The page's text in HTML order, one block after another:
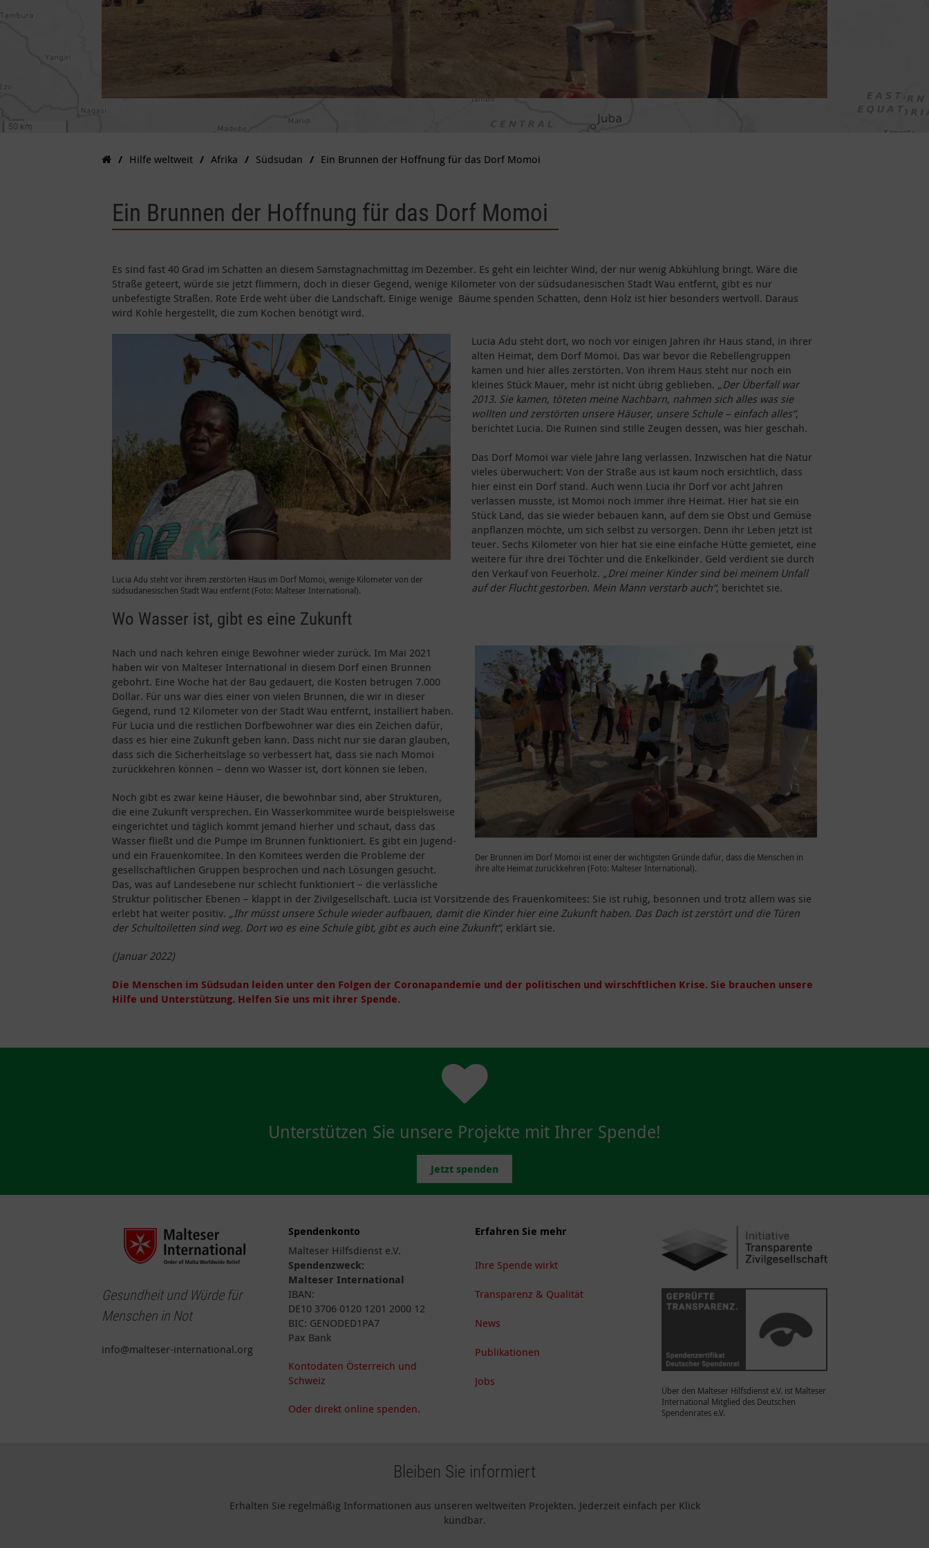
Hilfe weltweit Afrika Südsudan Ein Brunnen der Hoffnung für das Dorf Momoi
Ein Brunnen der Hoffnung für das Dorf Momoi
Es sind fast 40 Grad im Schatten an diesem Samstagnachmittag im Dezember. Es geht ein leichter Wind, der nur wenig Abkühlung bringt. Wäre die
Straße geteert, würde sie jetzt flimmern, doch in dieser Gegend, wenige Kilometer von der südsudanesischen Stadt Wau entfernt, gibt es nur
unbefestigte Straßen. Rote Erde weht über die Landschaft. Einige wenige Bäume spenden Schatten, denn Holz ist hier besonders wertvoll. Daraus
wird Kohle hergestellt, die zum Kochen benötigt wird.
Lucia Adu steht vor ihrem zerstörten Haus im Dorf Momoi, wenige Kilometer von der
südsudanesischen Stadt Wau entfernt (Foto: Malteser International).
Lucia Adu steht dort, wo noch vor einigen Jahren ihr Haus stand, in ihrer
alten Heimat, dem Dorf Momoi. Das war bevor die Rebellengruppen
kamen und hier alles zerstörten. Von ihrem Haus steht nur noch ein
kleines Stück Mauer, mehr ist nicht übrig geblieben. „Der Überfall war
2013. Sie kamen, töteten meine Nachbarn, nahmen sich alles was sie
wollten und zerstörten unsere Häuser, unsere Schule – einfach alles“,
berichtet Lucia. Die Ruinen sind stille Zeugen dessen, was hier geschah.
Das Dorf Momoi war viele Jahre lang verlassen. Inzwischen hat die Natur
vieles überwuchert: Von der Straße aus ist kaum noch ersichtlich, dass
hier einst ein Dorf stand. Auch wenn Lucia ihr Dorf vor acht Jahren
verlassen musste, ist Momoi noch immer ihre Heimat. Hier hat sie ein
Stück Land, das sie wieder bebauen kann, auf dem sie Obst und Gemüse
anpflanzen möchte, um sich selbst zu versorgen. Denn ihr Leben jetzt ist
teuer. Sechs Kilometer von hier hat sie eine einfache Hütte gemietet, eine
weitere für ihre drei Töchter und die Enkelkinder. Geld verdient sie durch
den Verkauf von Feuerholz. „Drei meiner Kinder sind bei meinem Unfall
auf der Flucht gestorben. Mein Mann verstarb auch“, berichtet sie.
Wo Wasser ist, gibt es eine Zukunft
Der Brunnen im Dorf Momoi ist einer der wichtigsten Gründe dafür, dass die Menschen in
ihre alte Heimat zurückkehren (Foto: Malteser International).
Nach und nach kehren einige Bewohner wieder zurück. Im Mai 2021
haben wir von Malteser International in diesem Dorf einen Brunnen
gebohrt. Eine Woche hat der Bau gedauert, die Kosten betrugen 7.000
Dollar. Für uns war dies einer von vielen Brunnen, die wir in dieser
Gegend, rund 12 Kilometer von der Stadt Wau entfernt, installiert haben.
Für Lucia und die restlichen Dorfbewohner war dies ein Zeichen dafür,
dass es hier eine Zukunft geben kann. Dass nicht nur sie daran glauben,
dass sich die Sicherheitslage so verbessert hat, dass sie nach Momoi
zurückkehren können – denn wo Wasser ist, dort können sie leben.
Noch gibt es zwar keine Häuser, die bewohnbar sind, aber Strukturen,
die eine Zukunft versprechen. Ein Wasserkommitee wurde beispielsweise
eingerichtet und täglich kommt jemand hierher und schaut, dass das
Wasser fließt und die Pumpe im Brunnen funktioniert. Es gibt ein Jugend-
und ein Frauenkomitee. In den Komitees werden die Probleme der
gesellschaftlichen Gruppen besprochen und nach Lösungen gesucht.
Das, was auf Landesebene nur schlecht funktioniert – die verlässliche
Struktur politischer Ebenen – klappt in der Zivilgesellschaft. Lucia ist Vorsitzende des Frauenkomitees: Sie ist ruhig, besonnen und trotz allem was sie
erlebt hat weiter positiv. „Ihr müsst unsere Schule wieder aufbauen, damit die Kinder hier eine Zukunft haben. Das Dach ist zerstört und die Türen
der Schultoiletten sind weg. Dort wo es eine Schule gibt, gibt es auch eine Zukunft“, erklärt sie.
(Januar 2022)
Die Menschen im Südsudan leiden unter den Folgen der Coronapandemie und der politischen und wirschftlichen Krise. Sie brauchen unsere
Hilfe und Unterstützung. Helfen Sie uns mit ihrer Spende.
Unterstützen Sie unsere Projekte mit Ihrer Spende!
Jetzt spenden
Gesundheit und Würde für
Menschen in Not
info@malteser-international.org
Spendenkonto
Malteser Hilfsdienst e.V.
Spendenzweck:
Malteser International
IBAN:
DE10 3706 0120 1201 2000 12
BIC: GENODED1PA7
Pax Bank
Kontodaten Österreich und
Schweiz
Oder direkt online spenden.
Erfahren Sie mehr
Ihre Spende wirkt
Transparenz & Qualität
News
Publikationen
Jobs
Über den Malteser Hilfsdienst e.V. ist Malteser
International Mitglied des Deutschen
Spendenrates e.V.
Bleiben Sie informiert
Erhalten Sie regelmäßig Informationen aus unseren weltweiten Projekten. Jederzeit einfach per Klick
kündbar.